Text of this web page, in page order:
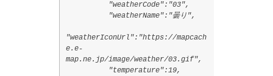
"weatherCode":"03",
"weatherName":"曇り",
"weatherIconUrl":"https://mapcach
e.e-
map.ne.jp/image/weather/03.gif",
"temperature":19,